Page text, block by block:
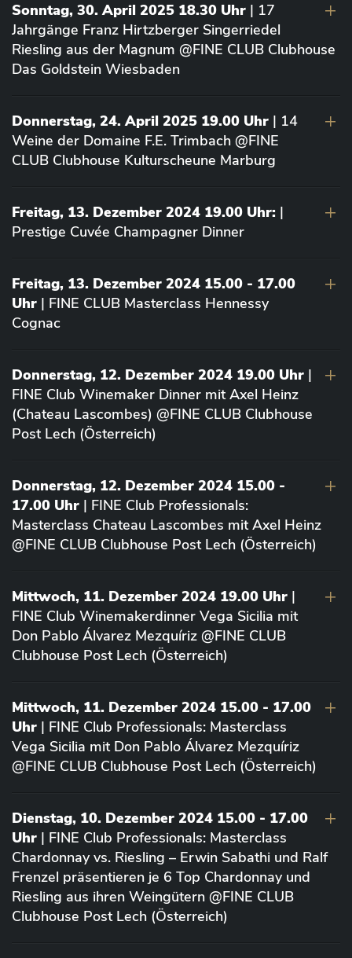
Sonntag, 30. April 2025 18.30 Uhr | 17
Jahrgänge Franz Hirtzberger Singerriedel
Riesling aus der Magnum @FINE CLUB Clubhouse
Das Goldstein Wiesbaden
Donnerstag, 24. April 2025 19.00 Uhr | 14
Weine der Domaine F.E. Trimbach @FINE
CLUB Clubhouse Kulturscheune Marburg
Freitag, 13. Dezember 2024 19.00 Uhr: |
Prestige Cuvée Champagner Dinner
Freitag, 13. Dezember 2024 15.00 - 17.00
Uhr | FINE CLUB Masterclass Hennessy
Cognac
Donnerstag, 12. Dezember 2024 19.00 Uhr |
FINE Club Winemaker Dinner mit Axel Heinz
(Chateau Lascombes) @FINE CLUB Clubhouse
Post Lech (Österreich)
Donnerstag, 12. Dezember 2024 15.00 -
17.00 Uhr | FINE Club Professionals:
Masterclass Chateau Lascombes mit Axel Heinz
@FINE CLUB Clubhouse Post Lech (Österreich)
Mittwoch, 11. Dezember 2024 19.00 Uhr |
FINE Club Winemakerdinner Vega Sicilia mit
Don Pablo Álvarez Mezquíriz @FINE CLUB
Clubhouse Post Lech (Österreich)
Mittwoch, 11. Dezember 2024 15.00 - 17.00
Uhr | FINE Club Professionals: Masterclass
Vega Sicilia mit Don Pablo Álvarez Mezquíriz
@FINE CLUB Clubhouse Post Lech (Österreich)
Dienstag, 10. Dezember 2024 15.00 - 17.00
Uhr | FINE Club Professionals: Masterclass
Chardonnay vs. Riesling – Erwin Sabathi und Ralf
Frenzel präsentieren je 6 Top Chardonnay und
Riesling aus ihren Weingütern @FINE CLUB
Clubhouse Post Lech (Österreich)